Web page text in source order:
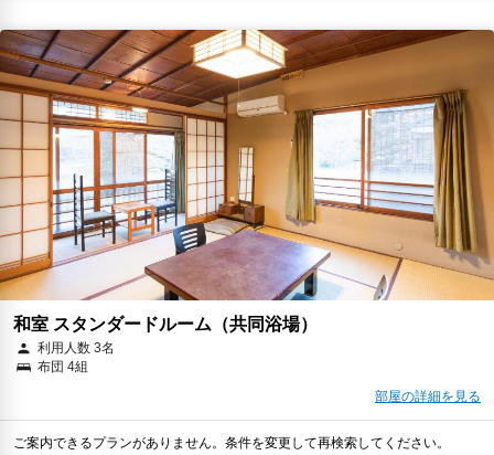
和室 スタンダードルーム（共同浴場）
利用人数 3名
布団 4組
部屋の詳細を見る
ご案内できるプランがありません。条件を変更して再検索してください。